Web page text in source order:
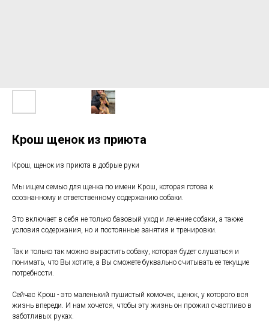
Крош щенок из приюта
Крош, щенок из приюта в добрые руки
Мы ищем семью для щенка по имени Крош, которая готова к
осознанному и ответственному содержанию собаки.
Это включает в себя не только базовый уход и лечение собаки, а также
условия содержания, но и постоянные занятия и тренировки.
Так и только так можно вырастить собаку, которая будет слушаться и
понимать, что Вы хотите, а Вы сможете буквально считывать ее текущие
потребности.
Сейчас Крош - это маленький пушистый комочек, щенок, у которого вся
жизнь впереди. И нам хочется, чтобы эту жизнь он прожил счастливо в
заботливых руках.